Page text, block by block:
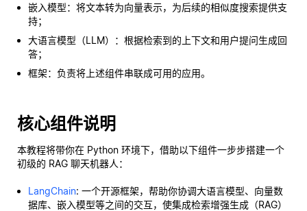
嵌入模型：将文本转为向量表示，为后续的相似度搜索提供支
持；
大语言模型（LLM）：根据检索到的上下文和用户提问生成回
答；
框架：负责将上述组件串联成可用的应用。
核心组件说明
本教程将带你在 Python 环境下，借助以下组件一步步搭建一个
初级的 RAG 聊天机器人：
LangChain: 一个开源框架，帮助你协调大语言模型、向量数
据库、嵌入模型等之间的交互，使集成检索增强生成（RAG）